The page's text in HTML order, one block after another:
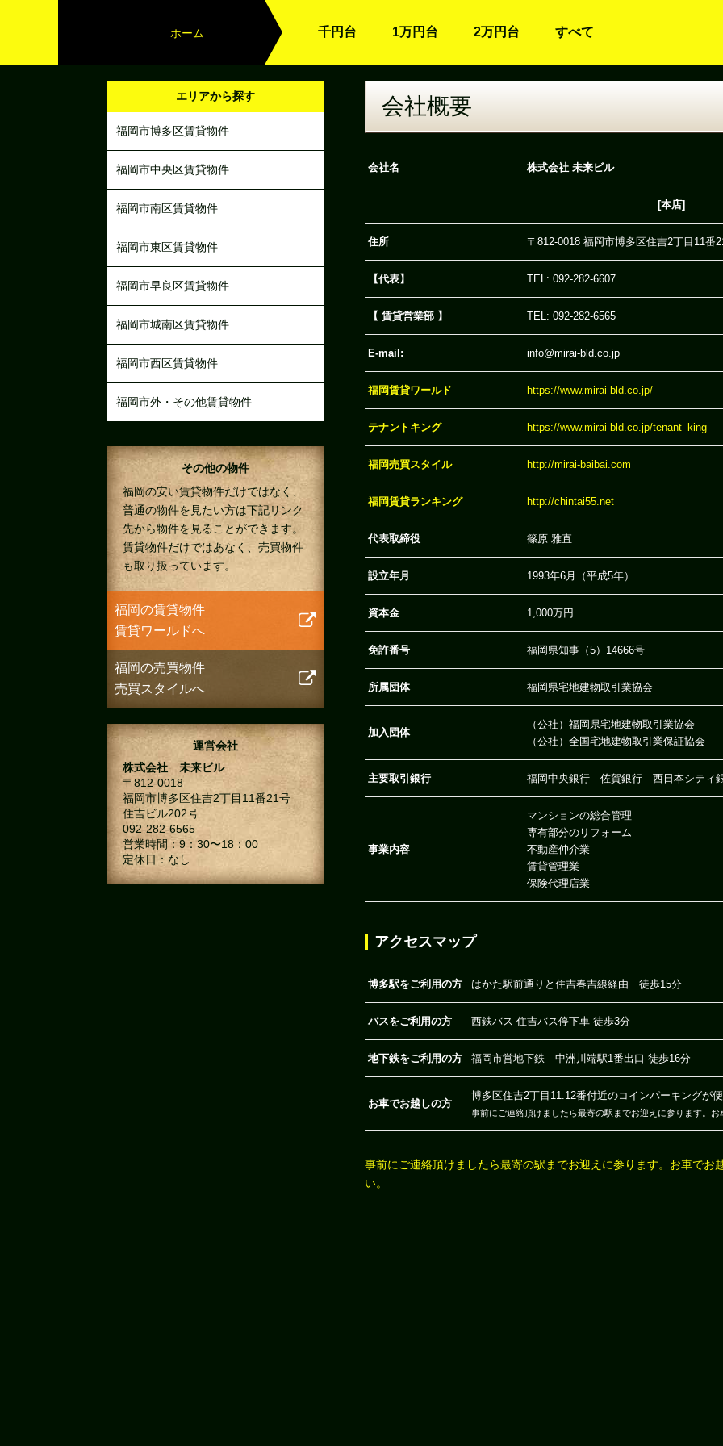
ホーム 千円台 1万円台 2万円台 すべて
エリアから探す
福岡市博多区賃貸物件
福岡市中央区賃貸物件
福岡市南区賃貸物件
福岡市東区賃貸物件
福岡市早良区賃貸物件
福岡市城南区賃貸物件
福岡市西区賃貸物件
福岡市外・その他賃貸物件
その他の物件
福岡の安い賃貸物件だけではなく、
普通の物件を見たい方は下記リンク
先から物件を見ることができます。
賃貸物件だけではあなく、売買物件
も取り扱っています。
福岡の賃貸物件
賃貸ワールドへ
福岡の売買物件
売買スタイルへ
運営会社
株式会社 未来ビル
〒812-0018
福岡市博多区住吉2丁目11番21号
住吉ビル202号
092-282-6565
営業時間：9：30〜18：00
定休日：なし
会社概要
会社名 株式会社 未来ビル
[本店]
住所 〒812-0018 福岡市博多区住吉2丁目11番
【代表】 TEL: 092-282-6607
【 賃貸営業部 】 TEL: 092-282-6565
E-mail: info@mirai-bld.co.jp
福岡賃貸ワールド https://www.mirai-bld.co.jp/
テナントキング https://www.mirai-bld.co.jp/tenant_king
福岡売買スタイル http://mirai-baibai.com
福岡賃貸ランキング http://chintai55.net
代表取締役 篠原 雅直
設立年月 1993年6月（平成5年）
資本金 1,000万円
免許番号 福岡県知事（5）14666号
所属団体 福岡県宅地建物取引業協会
加入団体
（公社）福岡県宅地建物取引業協会
（公社）全国宅地建物取引業保証協会
主要取引銀行 福岡中央銀行 佐賀銀行 西日本シティ
事業内容
マンションの総合管理
専有部分のリフォーム
不動産仲介業
賃貸管理業
保険代理店業
アクセスマップ
博多駅をご利用の方 はかた駅前通りと住吉春吉線経由 徒歩15分
バスをご利用の方 西鉄バス 住吉バス停下車 徒歩3分
地下鉄をご利用の方 福岡市営地下鉄 中洲川端駅1番出口 徒歩16分
お車でお越しの方
博多区住吉2丁目11.12番付近のコインパーキングが
事前にご連絡頂けましたら最寄の駅までお迎えに参ります。
事前にご連絡頂けましたら最寄の駅までお迎えに参ります。お車でお
い。